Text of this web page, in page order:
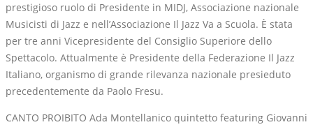
prestigioso ruolo di Presidente in MIDJ, Associazione nazionale
Musicisti di Jazz e nell’Associazione Il Jazz Va a Scuola. È stata
per tre anni Vicepresidente del Consiglio Superiore dello
Spettacolo. Attualmente è Presidente della Federazione Il Jazz
Italiano, organismo di grande rilevanza nazionale presieduto
precedentemente da Paolo Fresu.
CANTO PROIBITO Ada Montellanico quintetto featuring Giovanni